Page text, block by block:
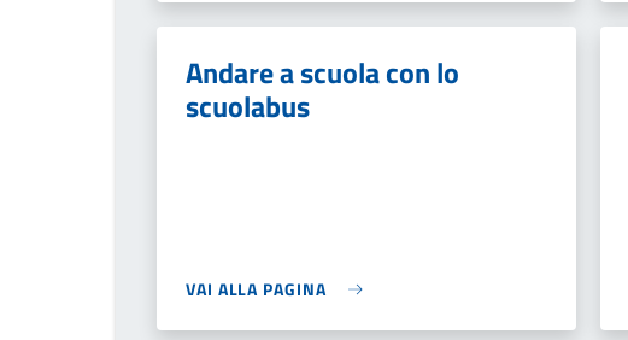
Andare a scuola con lo
scuolabus
VAI ALLA PAGINA